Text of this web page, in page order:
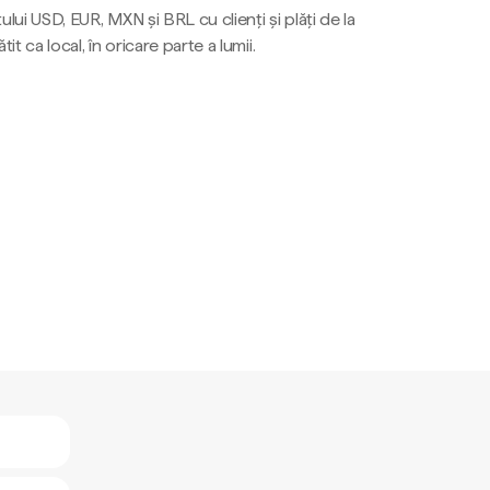
USD, EUR, MXN și BRL cu clienți și plăți de la
ca local, în oricare parte a lumii.